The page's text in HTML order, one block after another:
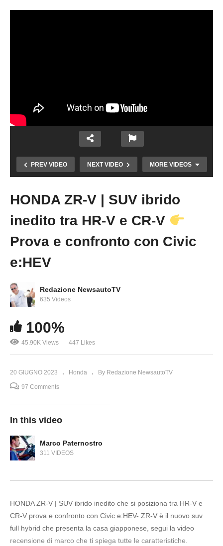
PREV VIDEO NEXT VIDEO MORE VIDEOS
Copy Embed Code
HONDA ZR-V CR-V e:Ny1 | Nuovi SUV
caratteristiche
HONDA ZR-V | SUV ibrido
inedito tra HR-V e CR-V
Prova e confronto con Civic
e:HEV
Redazione NewsautoTV
635 Videos
100%
45.90K Views 447 Likes
20 GIUGNO 2023 Honda By Redazione NewsautoTV
97 Comments
In this video
Marco Paternostro
311 VIDEOS
HONDA ZR-V | SUV ibrido inedito che si posiziona tra HR-V e
CR-V prova e confronto con Civic e:HEV- ZR-V è il nuovo suv
full hybrid che presenta la casa giapponese, segui la video
recensione di marco che ti spiega tutte le caratteristiche.